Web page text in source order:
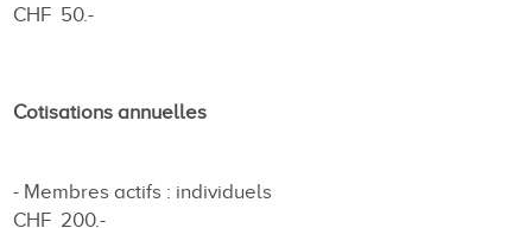
CHF 50.-
Cotisations annuelles
- Membres actifs : individuels
CHF 200.-